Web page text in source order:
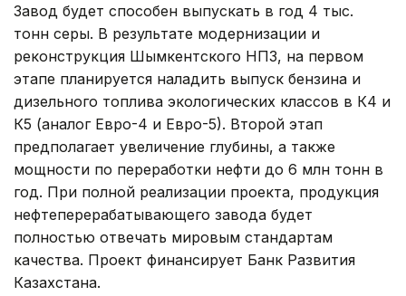
Завод будет способен выпускать в год 4 тыс.
тонн серы. В результате модернизации и
реконструкция Шымкентского НПЗ, на первом
этапе планируется наладить выпуск бензина и
дизельного топлива экологических классов в К4 и
К5 (аналог Евро-4 и Евро-5). Второй этап
предполагает увеличение глубины, а также
мощности по переработки нефти до 6 млн тонн в
год. При полной реализации проекта, продукция
нефтеперерабатывающего завода будет
полностью отвечать мировым стандартам
качества. Проект финансирует Банк Развития
Казахстана.